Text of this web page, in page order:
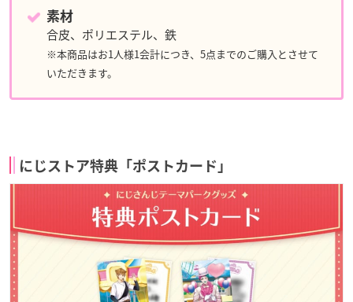
素材
合皮、ポリエステル、鉄
※本商品はお1人様1会計につき、5点までのご購入とさせて
いただきます。
にじストア特典「ポストカード」